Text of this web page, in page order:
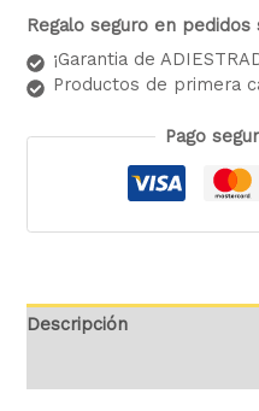
Regalo seguro en
¡Garantia de
Productos de primera
Pago
Descripción